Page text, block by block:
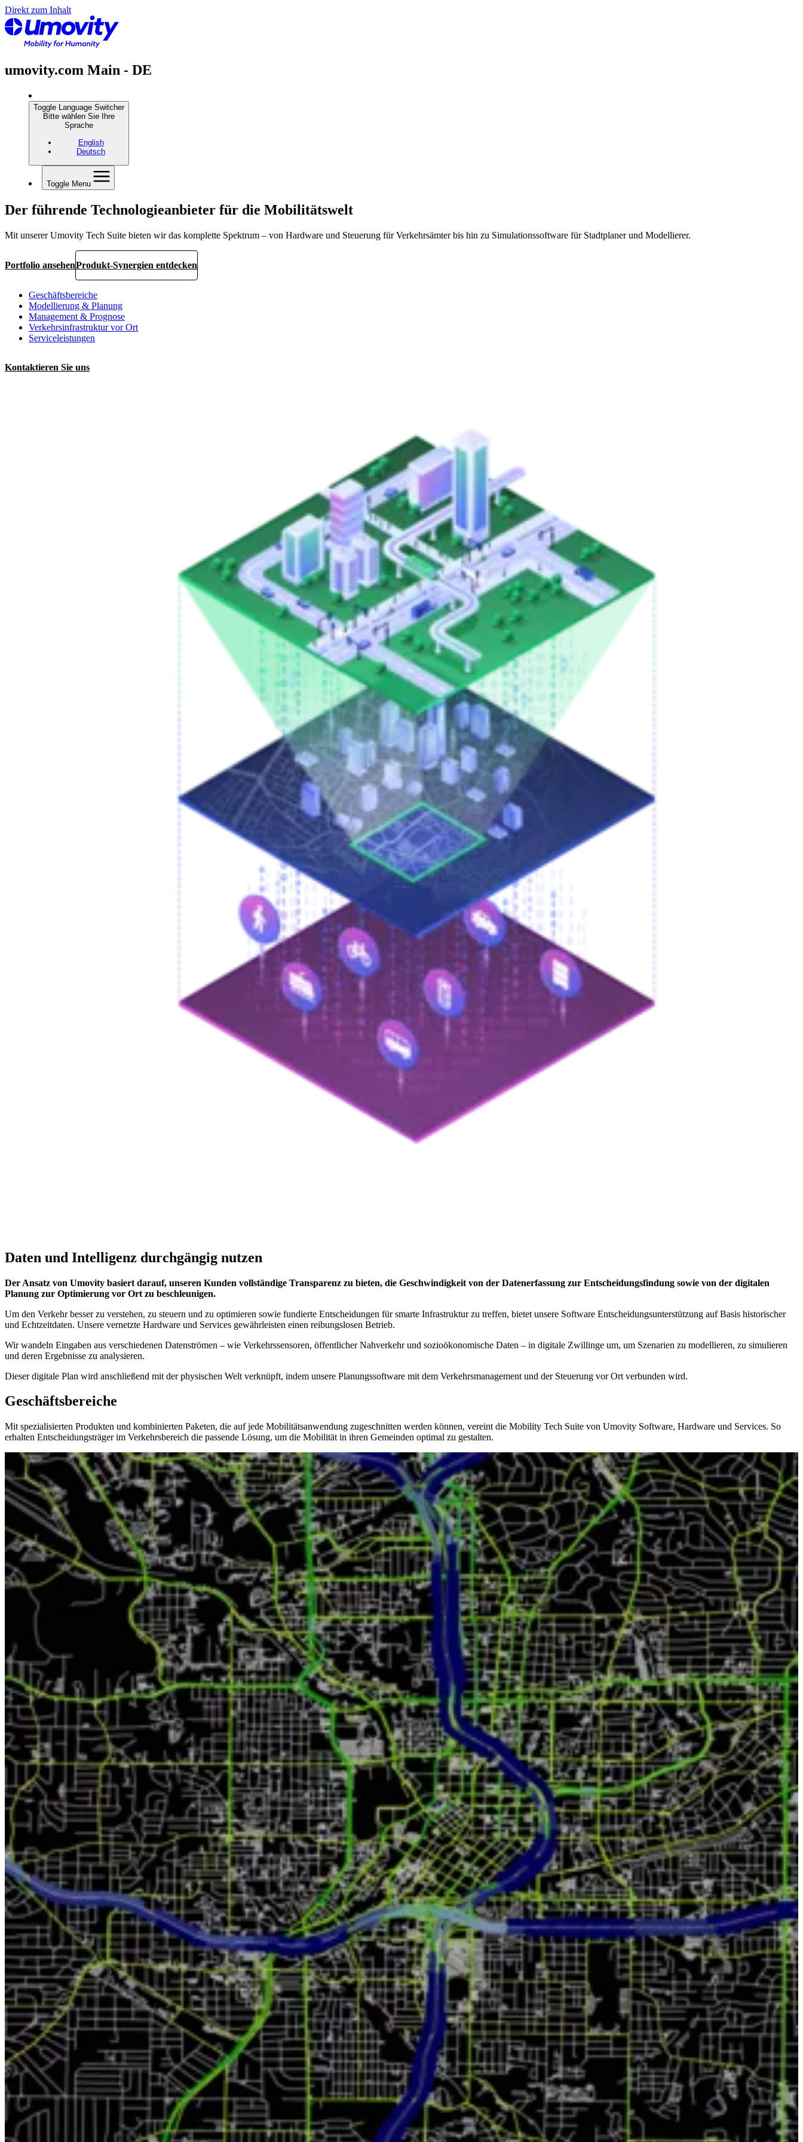
Direkt zum Inhalt
umovity.com Main - DE
Toggle Language Switcher
Bitte wählen Sie Ihre
Sprache
English
Deutsch
Toggle Menu
Der führende Technologieanbieter für die Mobilitätswelt
Mit unserer Umovity Tech Suite bieten wir das komplette Spektrum – von Hardware und Steuerung für Verkehrsämter bis hin zu Simulationssoftware für Stadtplaner und Modellierer.
Portfolio ansehenProdukt-Synergien entdecken
Geschäftsbereiche
Modellierung & Planung
Management & Prognose
Verkehrsinfrastruktur vor Ort
Serviceleistungen
Kontaktieren Sie uns
Daten und Intelligenz durchgängig nutzen
Der Ansatz von Umovity basiert darauf, unseren Kunden vollständige Transparenz zu bieten, die Geschwindigkeit von der Datenerfassung zur Entscheidungsfindung sowie von der digitalen
Planung zur Optimierung vor Ort zu beschleunigen.
Um den Verkehr besser zu verstehen, zu steuern und zu optimieren sowie fundierte Entscheidungen für smarte Infrastruktur zu treffen, bietet unsere Software Entscheidungsunterstützung auf Basis historischer
und Echtzeitdaten. Unsere vernetzte Hardware und Services gewährleisten einen reibungslosen Betrieb.
Wir wandeln Eingaben aus verschiedenen Datenströmen – wie Verkehrssensoren, öffentlicher Nahverkehr und sozioökonomische Daten – in digitale Zwillinge um, um Szenarien zu modellieren, zu simulieren
und deren Ergebnisse zu analysieren.
Dieser digitale Plan wird anschließend mit der physischen Welt verknüpft, indem unsere Planungssoftware mit dem Verkehrsmanagement und der Steuerung vor Ort verbunden wird.
Geschäftsbereiche
Mit spezialisierten Produkten und kombinierten Paketen, die auf jede Mobilitätsanwendung zugeschnitten werden können, vereint die Mobility Tech Suite von Umovity Software, Hardware und Services. So
erhalten Entscheidungsträger im Verkehrsbereich die passende Lösung, um die Mobilität in ihren Gemeinden optimal zu gestalten.